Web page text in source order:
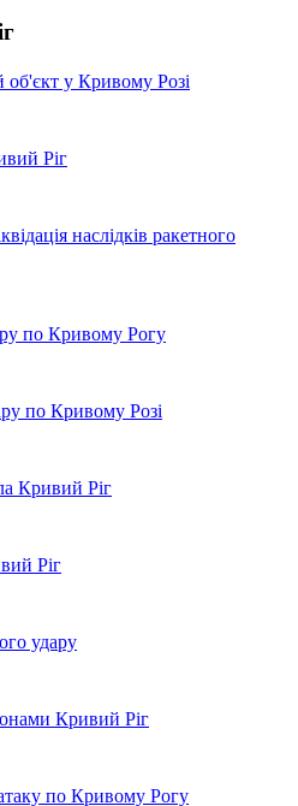
у Кривому Розі
Ріг
наслідків ракетного
по Кривому Рогу
по Кривому Розі
Кривий Ріг
Ріг
удару
Кривий Ріг
по Кривому Рогу